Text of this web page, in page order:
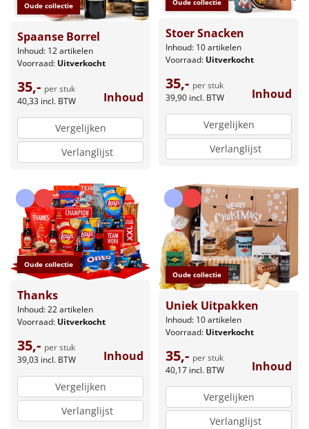
Oude collectie
Spaanse Borrel
Inhoud: 12 artikelen
Voorraad: Uitverkocht
35,- per stuk
40,33 incl. BTW Inhoud
Vergelijken
Verlanglijst
Oude collectie
Stoer Snacken
Inhoud: 10 artikelen
Voorraad: Uitverkocht
35,- per stuk
39,90 incl. BTW Inhoud
Vergelijken
Verlanglijst
Oude collectie
Thanks
Inhoud: 22 artikelen
Voorraad: Uitverkocht
35,- per stuk
39,03 incl. BTW Inhoud
Vergelijken
Verlanglijst
Oude collectie
Uniek Uitpakken
Inhoud: 10 artikelen
Voorraad: Uitverkocht
35,- per stuk
40,17 incl. BTW Inhoud
Vergelijken
Verlanglijst